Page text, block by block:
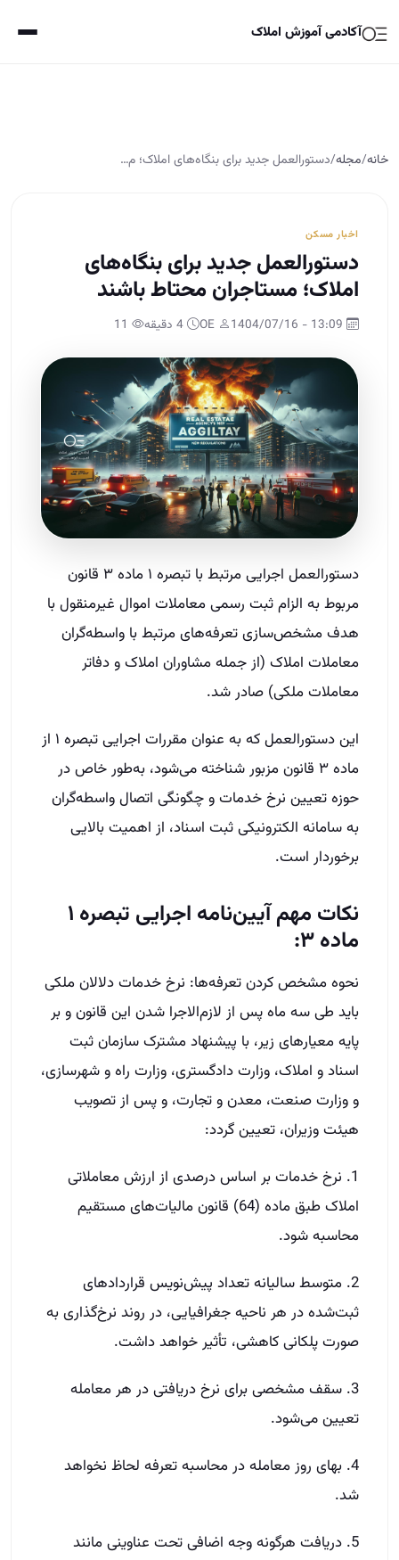
آکادمی آموزش املاک
خانه/مجله/دستورالعمل جدید برای بنگاه‌های املاک؛ م…
اخبار مسکن
دستورالعمل جدید برای بنگاه‌های
املاک؛ مستاجران محتاط باشند
دستورالعمل اجرایی مرتبط با تبصره ۱ ماده ۳ قانون
مربوط به الزام ثبت رسمی معاملات اموال غیرمنقول با
هدف مشخص‌سازی تعرفه‌های مرتبط با واسطه‌گران
معاملات املاک (از جمله مشاوران املاک و دفاتر
معاملات ملکی) صادر شد.
این دستورالعمل که به عنوان مقررات اجرایی تبصره ۱ از
ماده ۳ قانون مزبور شناخته می‌شود، به‌طور خاص در
حوزه تعیین نرخ خدمات و چگونگی اتصال واسطه‌گران
به سامانه الکترونیکی ثبت اسناد، از اهمیت بالایی
برخوردار است.
نکات مهم آیین‌نامه اجرایی تبصره ۱
ماده ۳:
نحوه مشخص کردن تعرفه‌ها: نرخ خدمات دلالان ملکی
باید طی سه ماه پس از لازم‌الاجرا شدن این قانون و بر
پایه معیارهای زیر، با پیشنهاد مشترک سازمان ثبت
اسناد و املاک، وزارت دادگستری، وزارت راه و شهرسازی،
و وزارت صنعت، معدن و تجارت، و پس از تصویب
هیئت وزیران، تعیین گردد:
1. نرخ خدمات بر اساس درصدی از ارزش معاملاتی
املاک طبق ماده (64) قانون مالیات‌های مستقیم
محاسبه شود.
2. متوسط سالیانه تعداد پیش‌نویس قراردادهای
ثبت‌شده در هر ناحیه جغرافیایی، در روند نرخ‌گذاری به
صورت پلکانی کاهشی، تأثیر خواهد داشت.
3. سقف مشخصی برای نرخ دریافتی در هر معامله
تعیین می‌شود.
4. بهای روز معامله در محاسبه تعرفه لحاظ نخواهد
شد.
5. دریافت هرگونه وجه اضافی تحت عناوینی مانند